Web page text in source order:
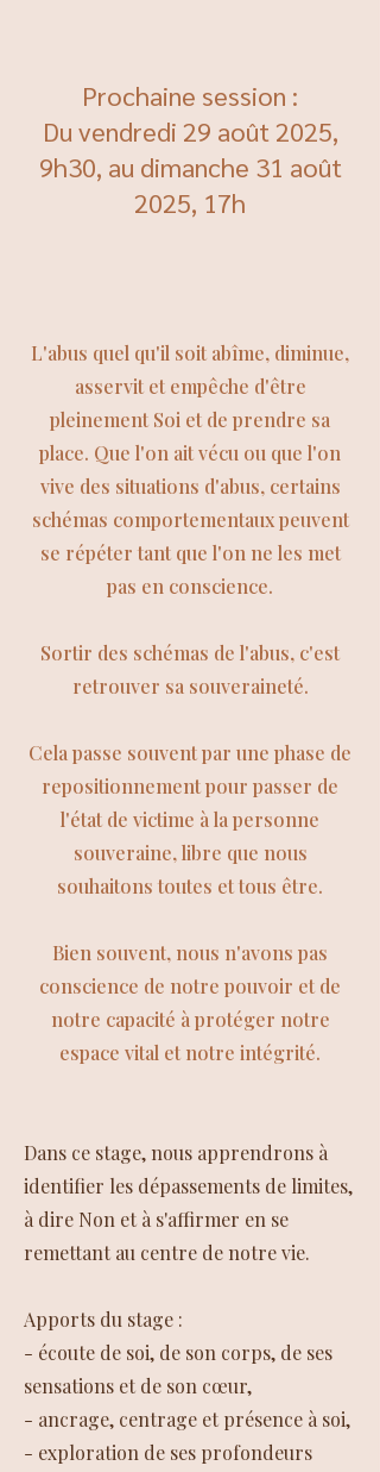
Prochaine session :
Du vendredi 29 août 2025,
9h30, au dimanche 31 août
2025, 17h
L'abus quel qu'il soit abîme, diminue,
asservit et empêche d'être
pleinement Soi et de prendre sa
place. Que l'on ait vécu ou que l'on
vive des situations d'abus, certains
schémas comportementaux peuvent
se répéter tant que l'on ne les met
pas en conscience.
Sortir des schémas de l'abus, c'est
retrouver sa souveraineté.
Cela passe souvent par une phase de
repositionnement pour passer de
l'état de victime à la personne
souveraine, libre que nous
souhaitons toutes et tous être.
Bien souvent, nous n'avons pas
conscience de notre pouvoir et de
notre capacité à protéger notre
espace vital et notre intégrité.
Dans ce stage, nous apprendrons à
identifier les dépassements de limites,
à dire Non et à s'affirmer en se
remettant au centre de notre vie.
Apports du stage :
- écoute de soi, de son corps, de ses
sensations et de son cœur,
- ancrage, centrage et présence à soi,
- exploration de ses profondeurs